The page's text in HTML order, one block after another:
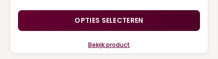
€ 17,95OPTIES SELECTEREN
Bekijk product